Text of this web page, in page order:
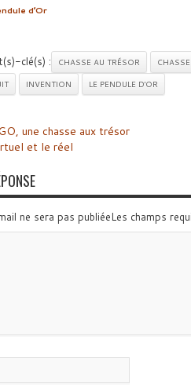
d’Or
clé(s) : CHASSE AU TRÉSOR
INVENTION LE PENDULE D'OR
une chasse aux trésor
et le réel
ne sera pas publiéeLes champs